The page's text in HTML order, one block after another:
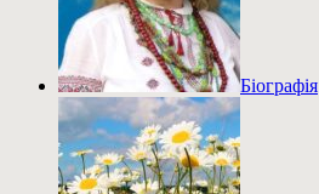
Біографія